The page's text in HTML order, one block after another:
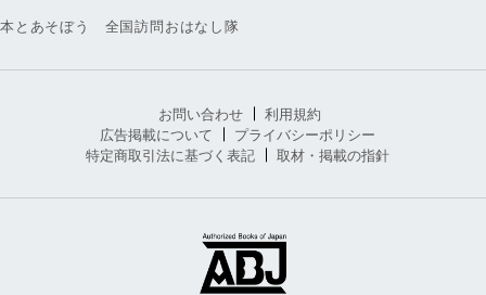
本とあそぼう 全国訪問おはなし隊
お問い合わせ
利用規約
広告掲載について
プライバシーポリシー
特定商取引法に基づく表記
取材・掲載の指針